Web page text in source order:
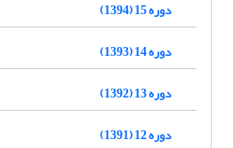
دوره 15 (1394)
دوره 14 (1393)
دوره 13 (1392)
دوره 12 (1391)